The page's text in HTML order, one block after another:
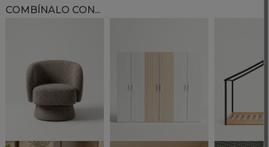
COMBÍNALO CON...